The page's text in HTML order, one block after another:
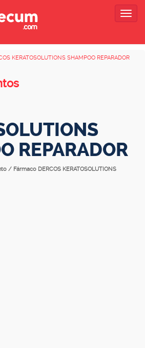
KERATOSOLUTIONS SHAMPOO REPARADOR
REPARADOR
/ Fármaco DERCOS KERATOSOLUTIONS